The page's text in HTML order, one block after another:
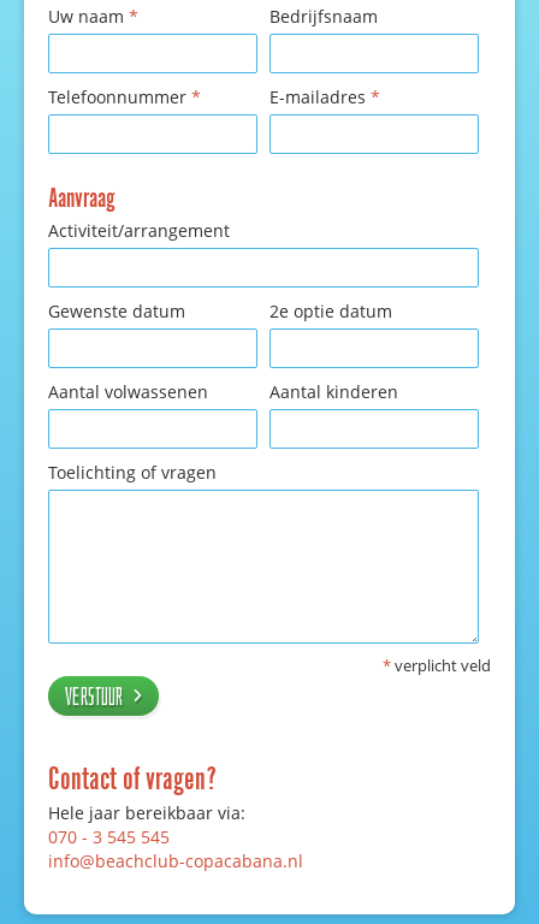
Uw naam * Bedrijfsnaam
Telefoonnummer * E-mailadres *
Aanvraag
Activiteit/arrangement
Gewenste datum 2e optie datum
Aantal volwassenen Aantal kinderen
Toelichting of vragen
*verplicht veld
Verstuur
Contact of vragen?
Hele jaar bereikbaar via:
070 - 3 545 545
info@beachclub-copacabana.nl